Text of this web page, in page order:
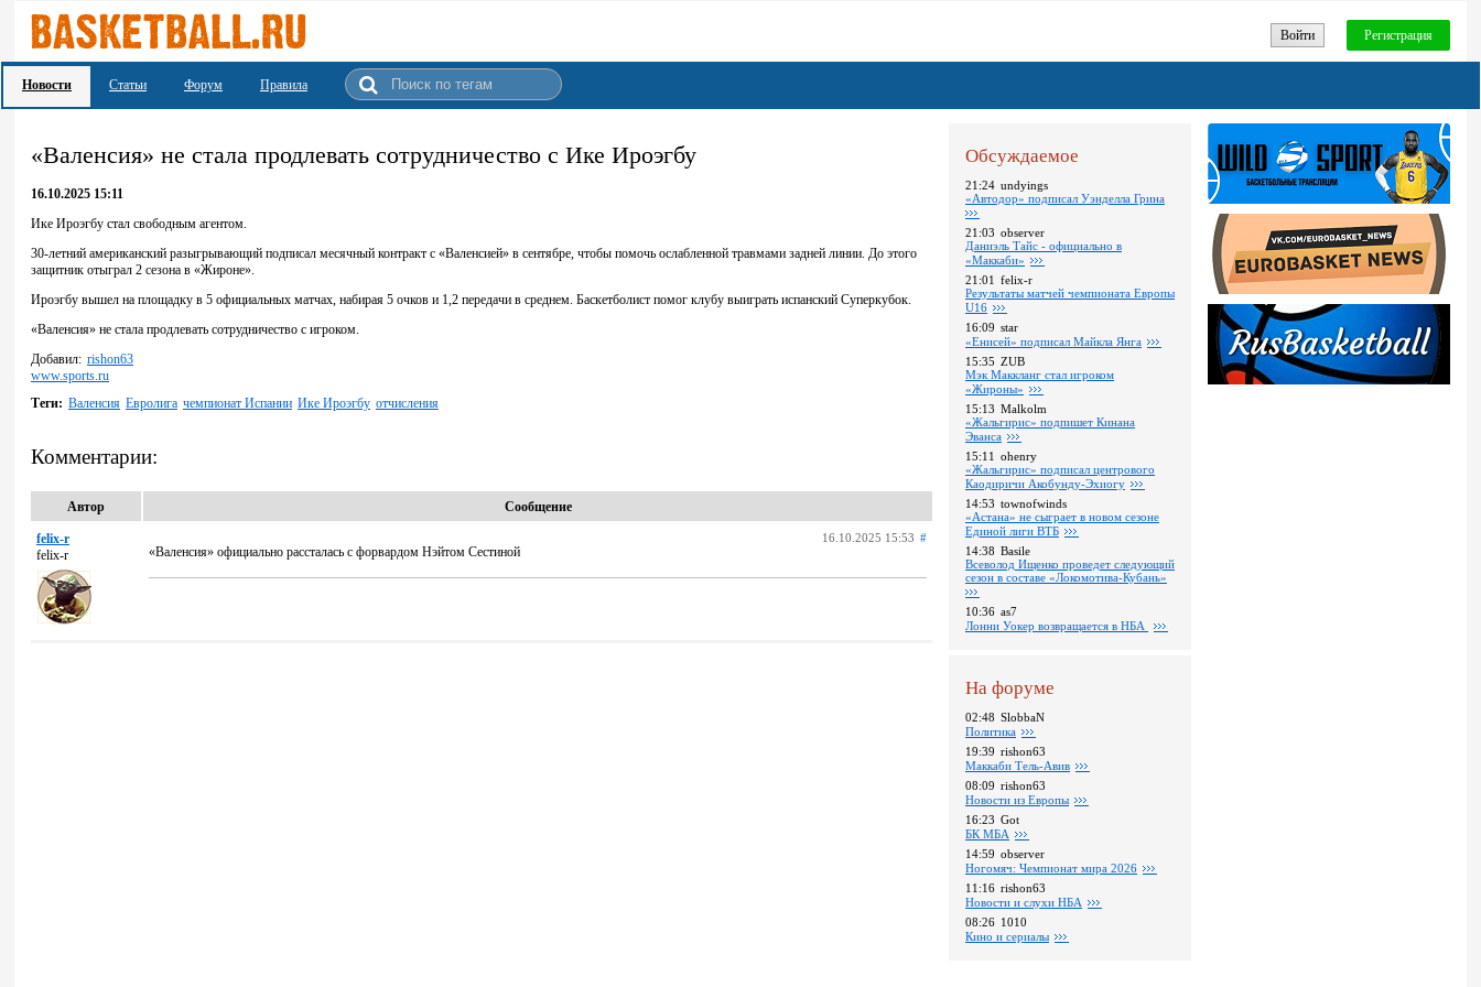
Войти Регистрация
Новости Статьи Форум Правила
«Валенсия» не стала продлевать сотрудничество с Ике Ироэгбу
16.10.2025 15:11
Ике Ироэгбу стал свободным агентом.
30-летний американский разыгрывающий подписал месячный контракт с «Валенсией» в сентябре, чтобы помочь ослабленной травмами задней линии. До этого
защитник отыграл 2 сезона в «Жироне».
Ироэгбу вышел на площадку в 5 официальных матчах, набирая 5 очков и 1,2 передачи в среднем. Баскетболист помог клубу выиграть испанский Суперкубок.
«Валенсия» не стала продлевать сотрудничество с игроком.
Добавил: rishon63
www.sports.ru
Теги: Валенсия Евролига чемпионат Испании Ике Ироэгбу отчисления
Комментарии:
Автор Сообщение
felix-r
felix-r
16.10.2025 15:53 #
«Валенсия» официально рассталась с форвардом Нэйтом Сестиной
Обсуждаемое
21:24 undyings
«Автодор» подписал Уэнделла Грина
21:03 observer
Даниэль Тайс - официально в
«Маккаби»
21:01 felix-r
Pезультаты матчей чемпионата Европы
U16
16:09 star
«Енисей» подписал Майкла Янга
15:35 ZUB
Мэк Маккланг стал игроком
«Жироны»
15:13 Malkolm
«Жальгирис» подпишет Кинана
Эванса
15:11 ohenry
«Жальгирис» подписал центрового
Каодиричи Акобунду-Эхиогу
14:53 townofwinds
«Астана» не сыграет в новом сезоне
Единой лиги ВТБ
14:38 Basile
Всеволод Ищенко проведет следующий
сезон в составе «Локомотива-Кубань»
10:36 as7
Лонни Уокер возвращается в НБА
На форуме
02:48 SlobbaN
Политика
19:39 rishon63
Маккаби Тель-Авив
08:09 rishon63
Новости из Европы
16:23 Got
БК МБА
14:59 observer
Ногомяч: Чемпионат мира 2026
11:16 rishon63
Новости и слухи НБА
08:26 1010
Кино и сериалы